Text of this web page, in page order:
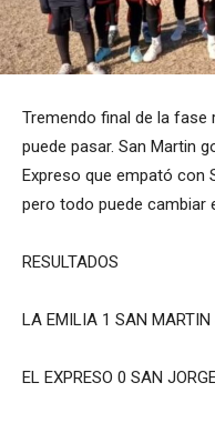
Tremendo final de la fase
puede pasar. San Martin
Expreso que empató con
pero todo puede cambiar
RESULTADOS
LA EMILIA 1 SAN MARTIN
EL EXPRESO 0 SAN